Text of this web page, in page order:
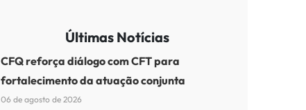
Últimas Notícias
CFQ reforça diálogo com CFT para
fortalecimento da atuação conjunta
06 de agosto de 2026